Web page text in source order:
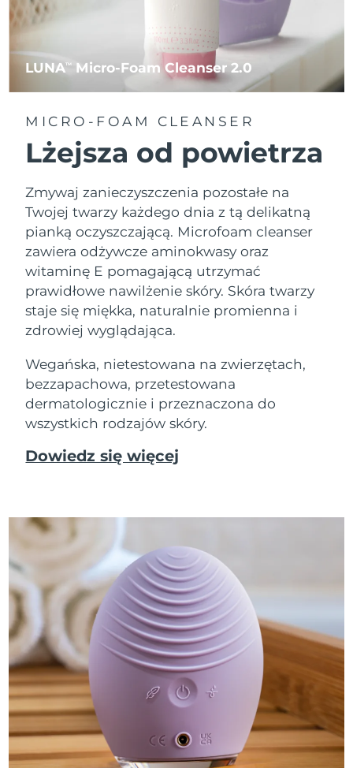
LUNATM Micro-Foam Cleanser 2.0
MICRO-FOAM CLEANSER
Lżejsza od powietrza
Zmywaj zanieczyszczenia pozostałe na
Twojej twarzy każdego dnia z tą delikatną
pianką oczyszczającą. Microfoam cleanser
zawiera odżywcze aminokwasy oraz
witaminę E pomagającą utrzymać
prawidłowe nawilżenie skóry. Skóra twarzy
staje się miękka, naturalnie promienna i
zdrowiej wyglądająca.
Wegańska, nietestowana na zwierzętach,
bezzapachowa, przetestowana
dermatologicznie i przeznaczona do
wszystkich rodzajów skóry.
Dowiedz się więcej